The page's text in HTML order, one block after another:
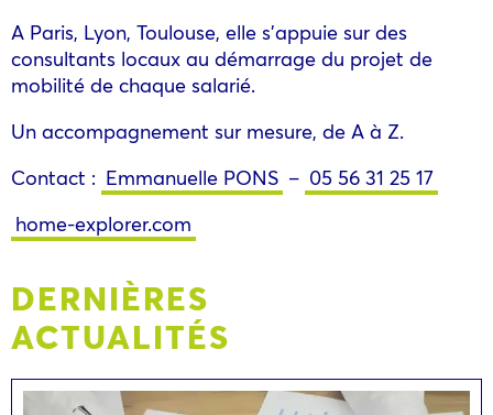
A Paris, Lyon, Toulouse, elle s’appuie sur des
consultants locaux au démarrage du projet de
mobilité de chaque salarié.
Un accompagnement sur mesure, de A à Z.
Contact : Emmanuelle PONS – 05 56 31 25 17
home-explorer.com
DERNIÈRES
ACTUALITÉS